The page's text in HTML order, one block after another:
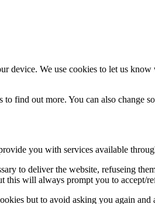
device. We use cookies to let us
find out more. You can also change
you with services available
to deliver the website, refuseing
this will always prompt you to accept/
but to avoid asking you again